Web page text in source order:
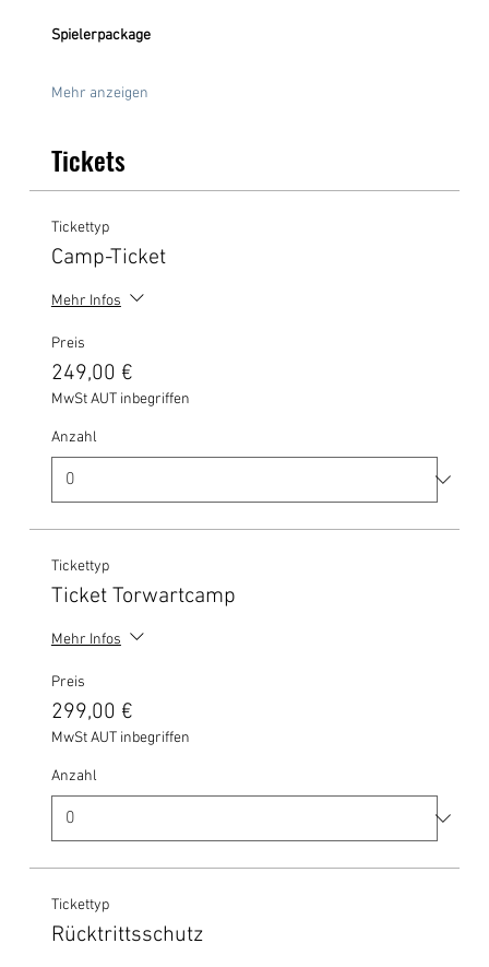
Spielerpackage
Mehr anzeigen
Tickets
Tickettyp
Camp-Ticket
Mehr Infos
Preis
249,00 €
MwSt AUT inbegriffen
Anzahl
Tickettyp
Ticket Torwartcamp
Mehr Infos
Preis
299,00 €
MwSt AUT inbegriffen
Anzahl
Tickettyp
Rücktrittsschutz